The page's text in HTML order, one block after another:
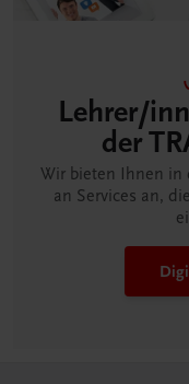
Lehrer/
der
Wir bieten Ihnen in
an Services an,